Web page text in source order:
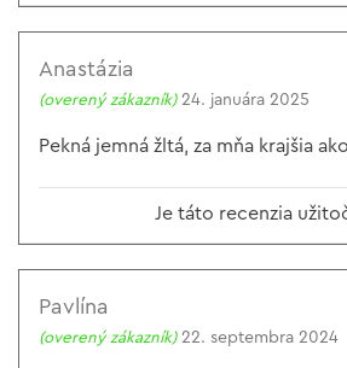
Anastázia
(overený zákazník) 24. januára 2025
Pekná jemná žltá, za mňa krajšia
Je táto recenzia
Pavlína
(overený zákazník) 22. septembra 2024